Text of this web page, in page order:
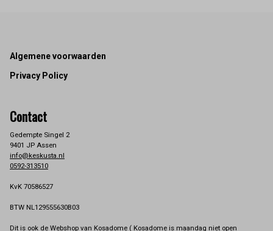
Footer
Algemene voorwaarden
Privacy Policy
Contact
Gedempte Singel 2
9401 JP Assen
info@keskusta.nl
0592-313510
KvK 70586527
BTW NL129555630B03
Dit is ook de Webshop van Kosadome ( Kosadome is maandag niet open